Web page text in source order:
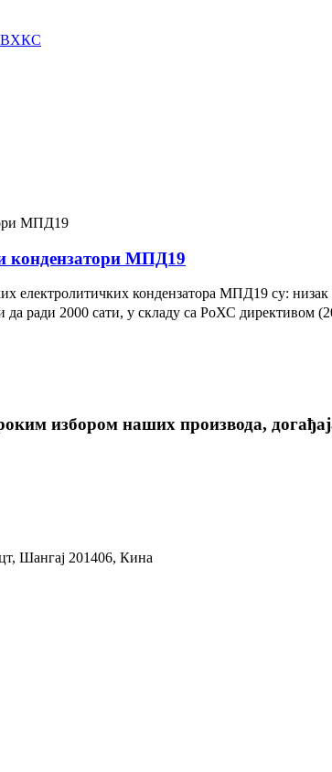
кондензатори МПД19
електролитичких кондензатора МПД19 су: низак
ради 2000 сати, у складу са РоХС директивом
избором наших производа,
Шангај 201406, Кина